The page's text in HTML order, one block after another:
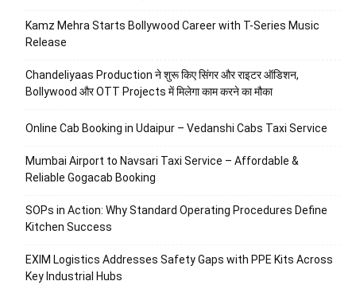
Kamz Mehra Starts Bollywood Career with T-Series Music
Release
Chandeliyaas Production ने शुरू किए सिंगर और राइटर ऑडिशन,
Bollywood और OTT Projects में मिलेगा काम करने का मौका
Online Cab Booking in Udaipur – Vedanshi Cabs Taxi Service
Mumbai Airport to Navsari Taxi Service – Affordable &
Reliable Gogacab Booking
SOPs in Action: Why Standard Operating Procedures Define
Kitchen Success
EXIM Logistics Addresses Safety Gaps with PPE Kits Across
Key Industrial Hubs